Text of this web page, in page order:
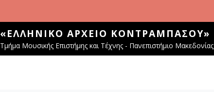
«ΕΛΛΗΝΙΚΌ ΑΡΧΕΊΟ ΚΟΝΤΡΑΜΠΆΣΟΥ»
Τμήμα Μουσικής Επιστήμης και Τέχνης - Πανεπιστήμιο Μακεδονίας